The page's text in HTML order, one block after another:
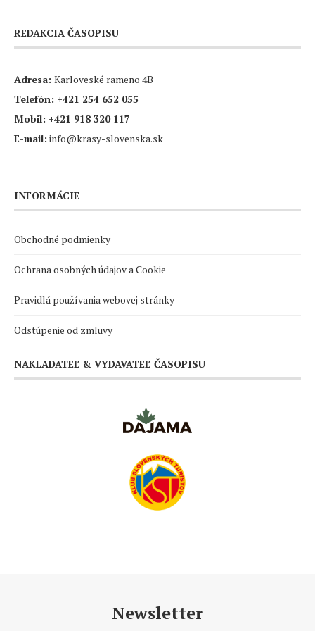
REDAKCIA ČASOPISU
Adresa: Karloveské rameno 4B
Telefón: +421 254 652 055
Mobil: +421 918 320 117
E-mail: info@krasy-slovenska.sk
INFORMÁCIE
Obchodné podmienky
Ochrana osobných údajov a Cookie
Pravidlá používania webovej stránky
Odstúpenie od zmluvy
NAKLADATEĽ & VYDAVATEĽ ČASOPISU
Newsletter